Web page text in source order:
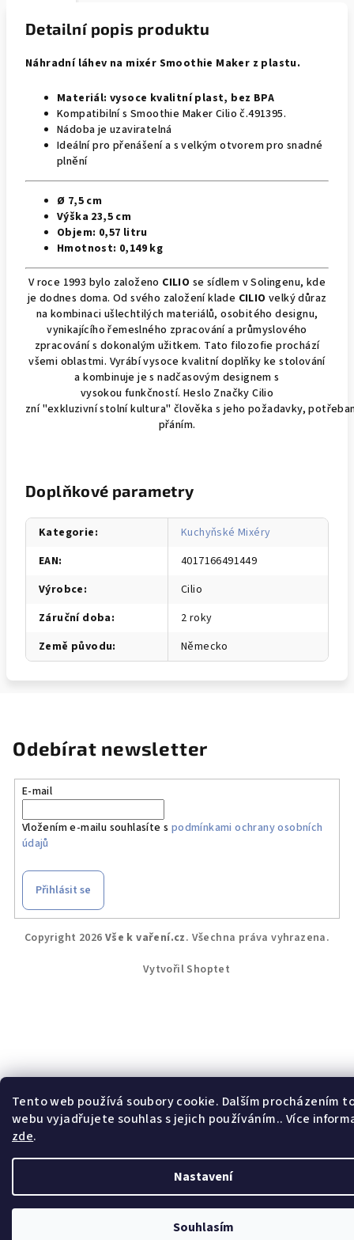
Tento web používá soubory cookie. Dalším procházením
webu vyjadřujete souhlas s jejich používáním.. Více
zde.
Nastavení
Souhlasím
Detailní popis produktu
Náhradní láhev na mixér Smoothie Maker z plastu.
Materiál:vysoce kvalitní plast, bez BPA
Kompatibilní s Smoothie Maker Cilio č.491395.
Nádoba je uzaviratelná
Ideálnípro přenášenía s velkým otvorem pro snadné
plnění
Ø 7,5 cm
Výška 23,5 cm
Objem: 0,57 litru
Hmotnost: 0,149 kg
V roce 1993 bylo založeno CILIO se sídlem v Solingenu, kde
je dodnes doma. Od svého založení klade CILIO velký důraz
na kombinaci ušlechtilých materiálů, osobitého designu,
vynikajícího řemeslného zpracování a průmyslového
zpracování s dokonalým užitkem. Tato filozofie prochází
všemi oblastmi. Vyrábívysoce kvalitnídoplňky ke stolování
a kombinuje je s nadčasovým designem s
vysokou funkčností. Heslo Značky Cilio
zní"exkluzivnístolníkultura" člověka s jeho požadavky,
přáním.
Doplňkové parametry
Kategorie:
Kuchyňské Mixéry
EAN:
4017166491449
Výrobce:
Cilio
Záruční doba:
2 roky
Země původu: Německo
Odebírat newsletter
E-mail
Vložením e-mailu souhlasíte s podmínkami ochrany osobních
údajů
Přihlásit se
Copyright 2026 Vše k vaření.cz. Všechna práva vyhrazena.
Vytvořil Shoptet